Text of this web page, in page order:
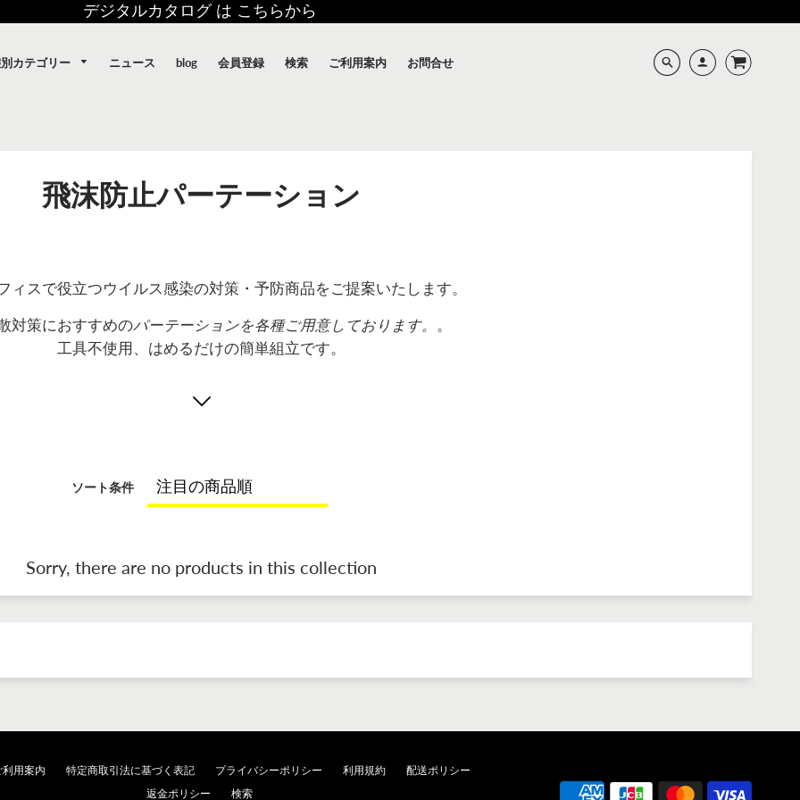
デジタルカタログ は こちらから
カテゴリー ニュース blog 会員登録 検索 ご利用案内 お問合せ
飛沫防止パーテーション
ィスで役立つウイルス感染の対策・予防商品をご提案いたします。
対策におすすめのパーテーションを各種ご用意しております。
。
工具不使用、はめるだけの簡単組立です。
ソート条件
Sorry, there are no products in this collection
利用案内 特定商取引法に基づく表記 プライバシーポリシー 利用規約
配送ポリシー
返金ポリシー
検索